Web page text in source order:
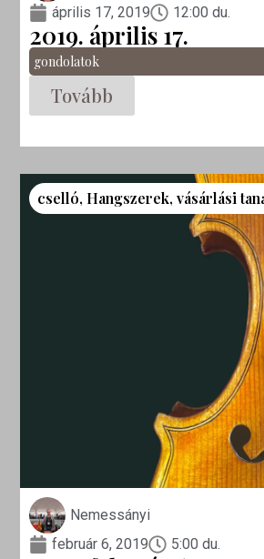
április 17, 2019
12:00 du.
2019. április 17.
gondolatok
Tovább
cselló, Hangszerek,vásárlási
Nemessányi
február 6, 2019
5:00 du.